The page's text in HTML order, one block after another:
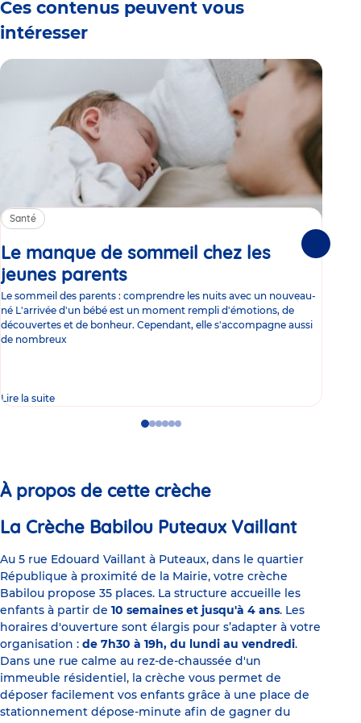
Ces contenus peuvent vous
intéresser
Santé
Le manque de sommeil chez les
jeunes parents
Le sommeil des parents : comprendre les nuits avec un nouveau-
né L'arrivée d'un bébé est un moment rempli d'émotions, de
découvertes et de bonheur. Cependant, elle s'accompagne aussi
de nombreux
Lire la suite
GoGoGoGo
GoGo
À propos de cette crèche
La Crèche Babilou Puteaux Vaillant
Au 5 rue Edouard Vaillant à Puteaux, dans le quartier
République à proximité de la Mairie, votre crèche
Babilou propose 35 places. La structure accueille les
enfants à partir de 10 semaines et jusqu'à 4 ans. Les
horaires d'ouverture sont élargis pour s’adapter à votre
organisation : de 7h30 à 19h, du lundi au vendredi.
Dans une rue calme au rez-de-chaussée d'un
immeuble résidentiel, la crèche vous permet de
déposer facilement vos enfants grâce à une place de
stationnement dépose-minute afin de gagner du